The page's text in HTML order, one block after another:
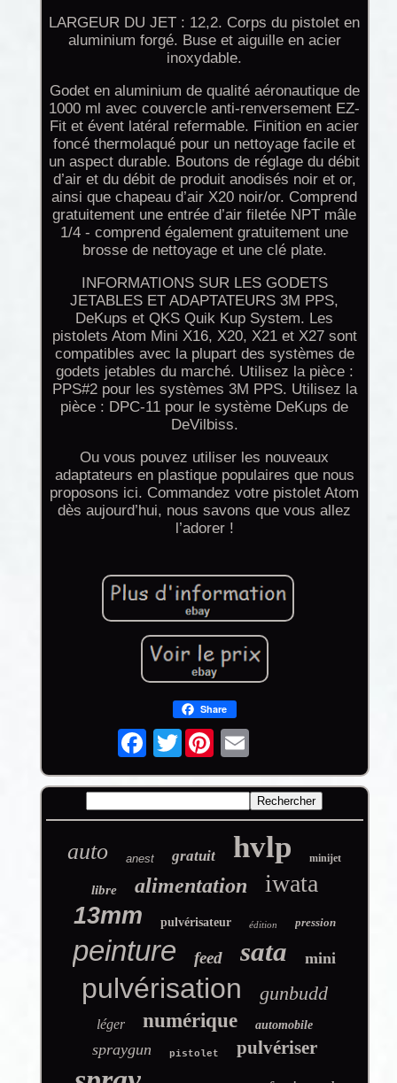
LARGEUR DU JET : 12,2. Corps du pistolet en
aluminium forgé. Buse et aiguille en acier
inoxydable.
Godet en aluminium de qualité aéronautique de
1000 ml avec couvercle anti-renversement EZ-
Fit et évent latéral refermable. Finition en acier
foncé thermolaqué pour un nettoyage facile et
un aspect durable. Boutons de réglage du débit
d’air et du débit de produit anodisés noir et or,
ainsi que chapeau d’air X20 noir/or. Comprend
gratuitement une entrée d’air filetée NPT mâle
1/4 - comprend également gratuitement une
brosse de nettoyage et une clé plate.
INFORMATIONS SUR LES GODETS
JETABLES ET ADAPTATEURS 3M PPS,
DeKups et QKS Quik Kup System. Les
pistolets Atom Mini X16, X20, X21 et X27 sont
compatibles avec la plupart des systèmes de
godets jetables du marché. Utilisez la pièce :
PPS#2 pour les systèmes 3M PPS. Utilisez la
pièce : DPC-11 pour le système DeKups de
DeVilbiss.
Ou vous pouvez utiliser les nouveaux
adaptateurs en plastique populaires que nous
proposons ici. Commandez votre pistolet Atom
dès aujourd’hui, nous savons que vous allez
l’adorer !
Share
Twitter
auto anest gratuit hvlp minijet
libre alimentation iwata
13mm pulvérisateur édition pression
peinture feed sata mini
pulvérisation gunbudd
léger numérique automobile
spraygun pistolet pulvériser